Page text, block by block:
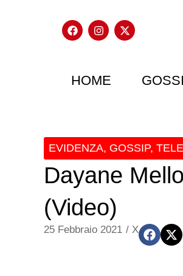
HOME
EVIDENZA, GOSSIP,
Dayane
(Video)
25 Febbraio 2021 / X